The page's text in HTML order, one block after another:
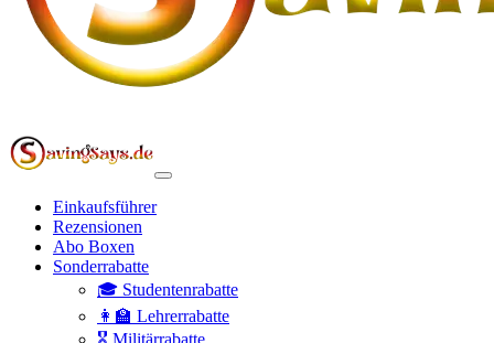
Einkaufsführer
Rezensionen
Abo Boxen
Sonderrabatte
🎓 Studentenrabatte
👩‍🏫 Lehrerrabatte
🎖️ Militärrabatte